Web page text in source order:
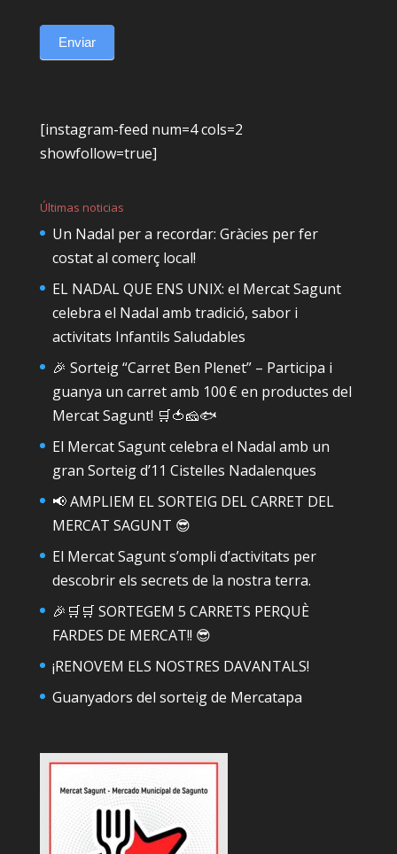
Enviar
[instagram-feed num=4 cols=2
showfollow=true]
Últimas noticias
Un Nadal per a recordar: Gràcies per fer
costat al comerç local!
EL NADAL QUE ENS UNIX: el Mercat Sagunt
celebra el Nadal amb tradició, sabor i
activitats Infantils Saludables
🎉 Sorteig “Carret Ben Plenet” – Participa i
guanya un carret amb 100 € en productes del
Mercat Sagunt! 🛒🍅🧀🐟
El Mercat Sagunt celebra el Nadal amb un
gran Sorteig d’11 Cistelles Nadalenques
📢 AMPLIEM EL SORTEIG DEL CARRET DEL
MERCAT SAGUNT 😎
El Mercat Sagunt s’ompli d’activitats per
descobrir els secrets de la nostra terra.
🎉🛒🛒 SORTEGEM 5 CARRETS PERQUÈ
FARDES DE MERCAT!! 😎
¡RENOVEM ELS NOSTRES DAVANTALS!
Guanyadors del sorteig de Mercatapa